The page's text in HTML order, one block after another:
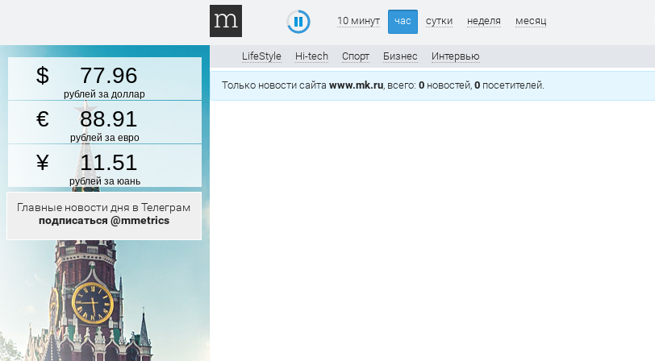
77.96
рублей за доллар
88.91
рублей за евро
11.51
рублей за юань
Главные новости дня в Телеграм
подписаться @mmetrics
10 минут час сутки неделя месяц
LifeStyle Hi-tech Спорт Бизнес Интервью
Только новости сайта www.mk.ru, всего: 0 новостей, 0 посетителей.